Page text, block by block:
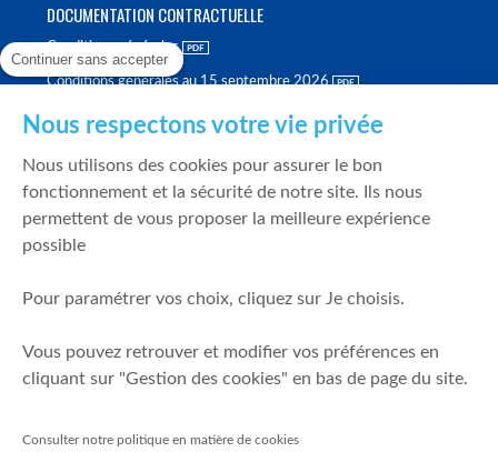
DOCUMENTATION CONTRACTUELLE
Conditions générales
Conditions générales au 15 septembre 2026
Politique de meilleure sélection
Politique de durabilité
Fonds de garantie des dépôts et de résolution
Mentions légales
Prévention de la fraude
Continuer sans accepter
Nous respectons votre vie privée
Nous utilisons des cookies pour assurer le bon
fonctionnement et la sécurité de notre site. Ils nous
permettent de vous proposer la meilleure expérience
possible
Pour paramétrer vos choix, cliquez sur Je choisis.
Vous pouvez retrouver et modifier vos préférences en
cliquant sur "Gestion des cookies" en bas de page du site.
Consulter notre politique en matière de cookies